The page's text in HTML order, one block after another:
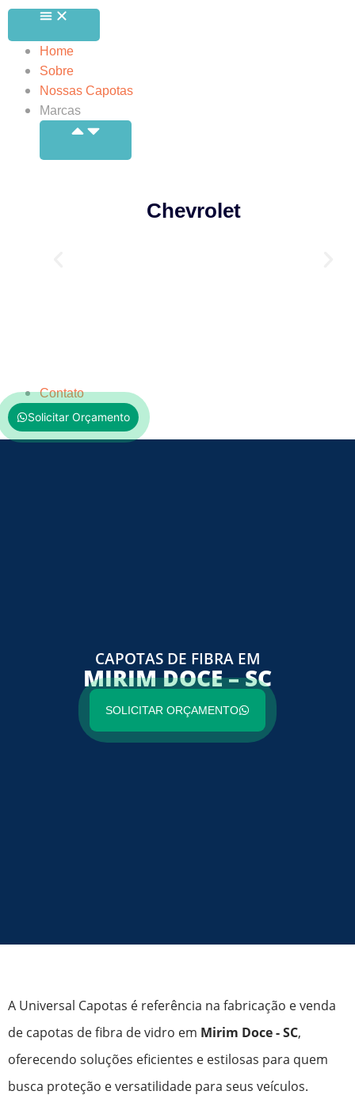
Home
Sobre
Nossas Capotas
Marcas
Chevrolet
Contato
Solicitar Orçamento
CAPOTAS DE FIBRA EM
MIRIM DOCE – SC
SOLICITAR ORÇAMENTO
A Universal Capotas é referência na fabricação e venda
de capotas de fibra de vidro em Mirim Doce - SC,
oferecendo soluções eficientes e estilosas para quem
busca proteção e versatilidade para seus veículos.